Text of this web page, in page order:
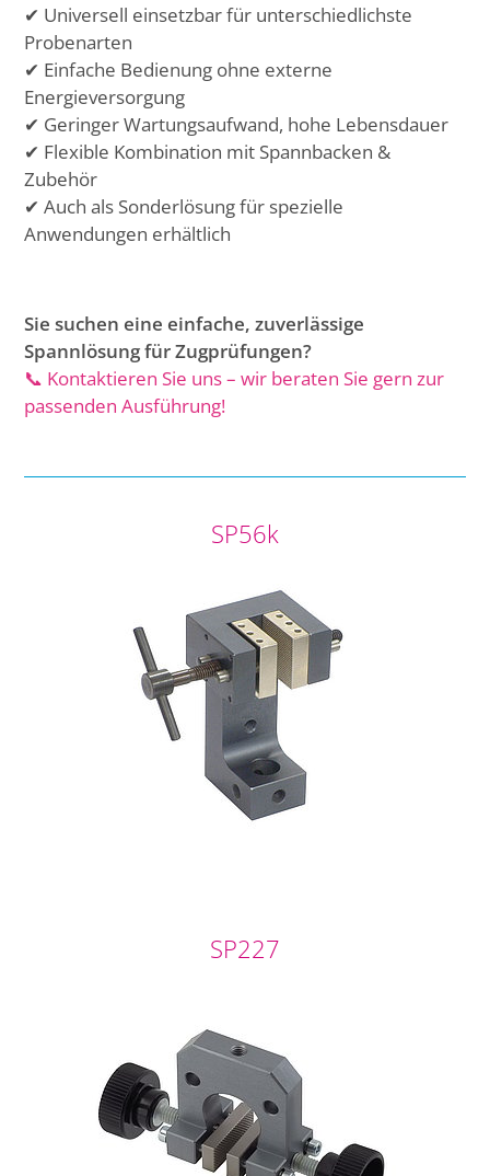
✔ Universell einsetzbar für unterschiedlichste
Probenarten
✔ Einfache Bedienung ohne externe
Energieversorgung
✔ Geringer Wartungsaufwand, hohe Lebensdauer
✔ Flexible Kombination mit Spannbacken &
Zubehör
✔ Auch als Sonderlösung für spezielle
Anwendungen erhältlich
Sie suchen eine einfache, zuverlässige
Spannlösung für Zugprüfungen?
📞 Kontaktieren Sie uns – wir beraten Sie gern zur
passenden Ausführung!
SP56k
SP227